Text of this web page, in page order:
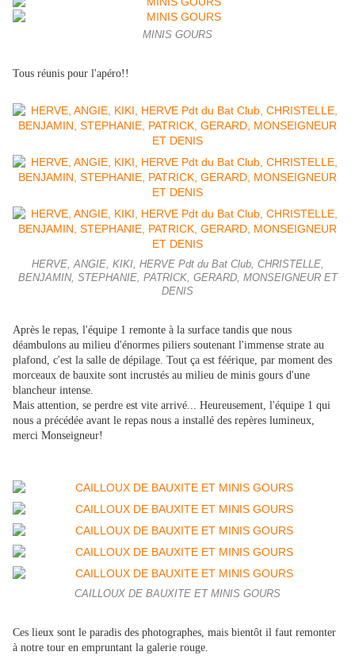
MINIS GOURS
Tous réunis pour l'apéro!!
HERVE, ANGIE, KIKI, HERVE Pdt du Bat Club, CHRISTELLE,
BENJAMIN, STEPHANIE, PATRICK, GERARD, MONSEIGNEUR ET
DENIS
Après le repas, l'équipe 1 remonte à la surface tandis que nous
déambulons au milieu d'énormes piliers soutenant l'immense strate au
plafond, c'est la salle de dépilage. Tout ça est féérique, par moment des
morceaux de bauxite sont incrustés au milieu de minis gours d'une
blancheur intense.
Mais attention, se perdre est vite arrivé... Heureusement, l'équipe 1 qui
nous a précédée avant le repas nous a installé des repères lumineux,
merci Monseigneur!
CAILLOUX DE BAUXITE ET MINIS GOURS
Ces lieux sont le paradis des photographes, mais bientôt il faut remonter
à notre tour en empruntant la galerie rouge.